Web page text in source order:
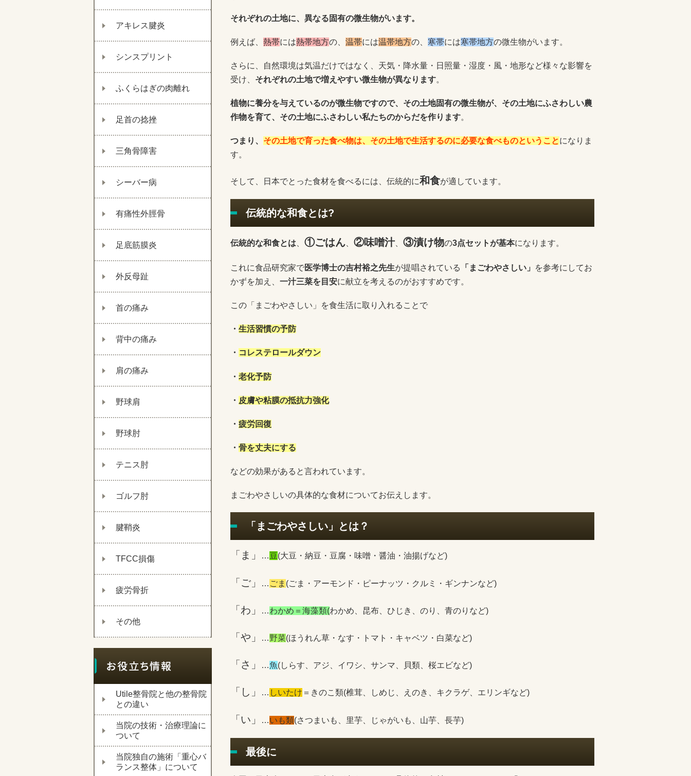
アキレス腱炎
シンスプリント
ふくらはぎの肉離れ
足首の捻挫
三角骨障害
シーバー病
有痛性外脛骨
足底筋膜炎
外反母趾
首の痛み
背中の痛み
肩の痛み
野球肩
野球肘
テニス肘
ゴルフ肘
腱鞘炎
TFCC損傷
疲労骨折
その他
Utile整骨院と他の整骨院
との違い
当院の技術・治療理論に
ついて
当院独自の施術「重心バ
ランス整体」について
それぞれの土地に、異なる固有の微生物がいます。
例えば、 熱帯には熱帯地方の、 温帯には温帯地方の、 寒帯には寒帯地方の微生物がいます。
さらに、自然環境は気温だけではなく、天気・降水量・日照量・湿度・風・地形など様々な影響を
受け、 それぞれの土地で増えやすい微生物が異なります。
植物に養分を与えているのが微生物ですので、その土地固有の微生物が、その土地にふさわしい農
作物を育て、その土地にふさわしい私たちのからだを作ります。
つまり、 その土地で育った食べ物は、その土地で生活するのに必要な食べものということになりま
す。
そして、日本でとった食材を食べるには、伝統的に和食が適しています。
伝統的な和食とは?
伝統的な和食とは ①ごはん ②味噌汁、 ③漬け物の3点セットが基本になります。
これに食品研究家で医学博士の吉村裕之先生が提唱されている 「まごわやさしい」
を参考にしてお
かずを加え、 一汁三菜を目安に献立を考えるのがおすすめです。
この「まごわやさしい」を食生活に取り入れることで
・ 生活習慣の予防
・ コレステロールダウン
・ 老化予防
・ 皮膚や粘膜の抵抗力強化
・ 疲労回復
・ 骨を丈夫にする
などの効果があると言われています。
まごわやさしいの具体的な食材についてお伝えします。
「まごわやさしい」とは？
「ま」 …豆(大豆・納豆・豆腐・味噌・醤油・油揚げなど)
「ご」 … ごま (ごま・アーモンド・ピーナッツ・クルミ・ギンナンなど)
「わ」 …わかめ＝海藻類(わかめ、昆布、ひじき、のり、青のりなど)
「や」 …野菜(ほうれん草・なす・トマト・キャベツ・白菜など)
「さ」 …魚(しらす、アジ、イワシ、サンマ、貝類、桜エビなど)
「し」 … しいたけ ＝きのこ類(椎茸、しめじ、えのき、キクラゲ、エリンギなど)
「い」 …いも類(さつまいも、里芋、じゃがいも、山芋、長芋)
最後に